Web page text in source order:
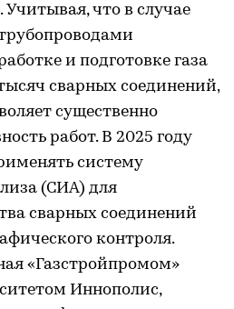
что в случае
и подготовке газа
сварных соединений,
существенно
работ. В 2025 году
систему
(СИА) для
сварных соединений
контроля.
«Газстройпромом»
Иннополис,